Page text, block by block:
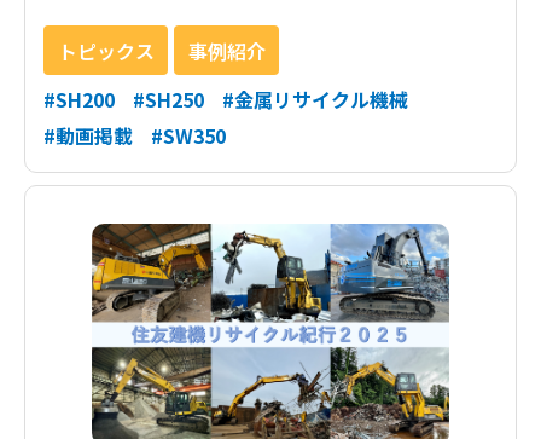
トピックス
事例紹介
#SH200
#SH250
#金属リサイクル機械
#動画掲載
#SW350